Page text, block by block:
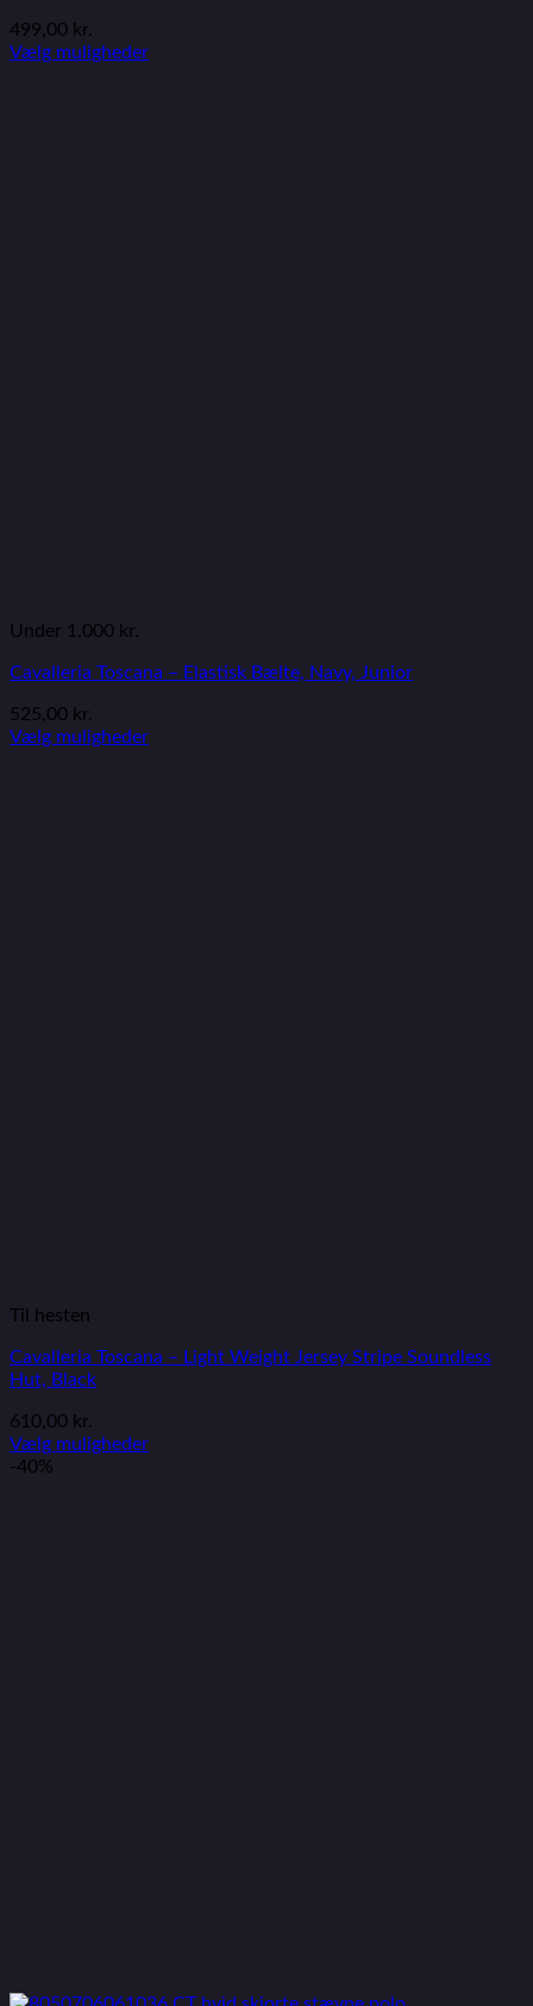
499,00 kr.
Vælg muligheder
Under 1.000 kr.
Cavalleria Toscana – Elastisk Bælte, Navy, Junior
525,00 kr.
Vælg muligheder
Til hesten
Cavalleria Toscana – Light Weight Jersey Stripe Soundless
Hut, Black
610,00 kr.
Vælg muligheder
-40%